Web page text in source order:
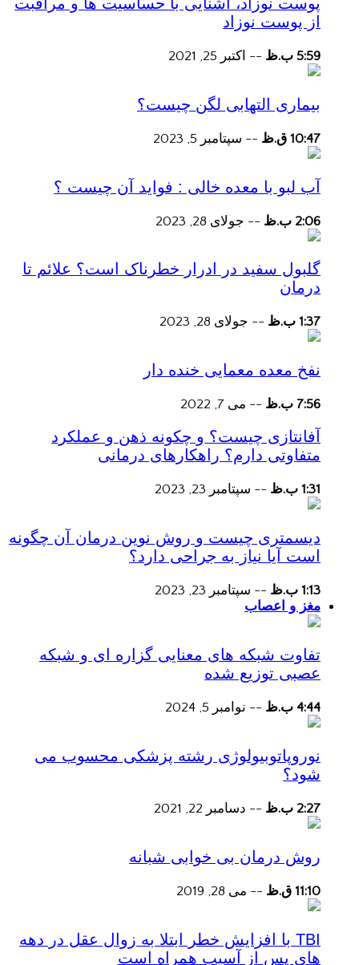
از پوست نوزاد
5:59 ب.ظ -- اکتبر 25, 2021
بیماری التهابی لگن چیست؟
10:47 ق.ظ -- سپتامبر 5, 2023
آب لبو با معده خالی : فواید آن چیست ؟
2:06 ب.ظ -- جولای 28, 2023
گلبول سفید در ادرار خطرناک است؟ علائم تا
درمان
1:37 ب.ظ -- جولای 28, 2023
نفخ معده معمایی خنده دار
7:56 ب.ظ -- می 7, 2022
آفانتازی چیست؟ و چکونه ذهن و عملکرد
متفاوتی دارم؟ راهکارهای درمانی
1:31 ب.ظ -- سپتامبر 23, 2023
دیسمتری چیست و روش نوین درمان آن چگونه
است آیا نیاز به جراحی دارد؟
1:13 ب.ظ -- سپتامبر 23, 2023
مغز و اعصاب
تفاوت شبکه های معنایی گزاره ای و شبکه
عصبی توزیع شده
4:44 ب.ظ -- نوامبر 5, 2024
نوروپاتوبیولوژی رشته پزشکی محسوب می
شود؟
2:27 ب.ظ -- دسامبر 22, 2021
روش درمان بی خوابی شبانه
11:10 ق.ظ -- می 28, 2019
TBI با افزایش خطر ابتلا به زوال عقل در دهه
های پس از آسیب همراه است